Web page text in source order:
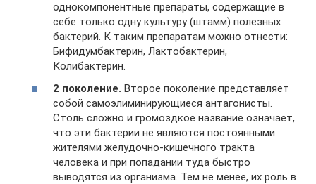
однокомпонентные препараты, содержащие в
себе только одну культуру (штамм) полезных
бактерий. К таким препаратам можно отнести:
Бифидумбактерин, Лактобактерин,
Колибактерин.
2 поколение. Второе поколение представляет
собой самоэлиминирующиеся антагонисты.
Столь сложно и громоздкое название означает,
что эти бактерии не являются постоянными
жителями желудочно-кишечного тракта
человека и при попадании туда быстро
выводятся из организма. Тем не менее, их роль в